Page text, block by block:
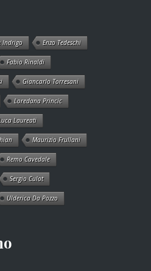
Indrigo Enzo Tedeschi
Fabio Rinaldi
Giancarlo Torresani
Loredana Princic
Laureati
Maurizio Frullani
Remo Cavedale
Sergio Culot
Ulderica Da Pozzo